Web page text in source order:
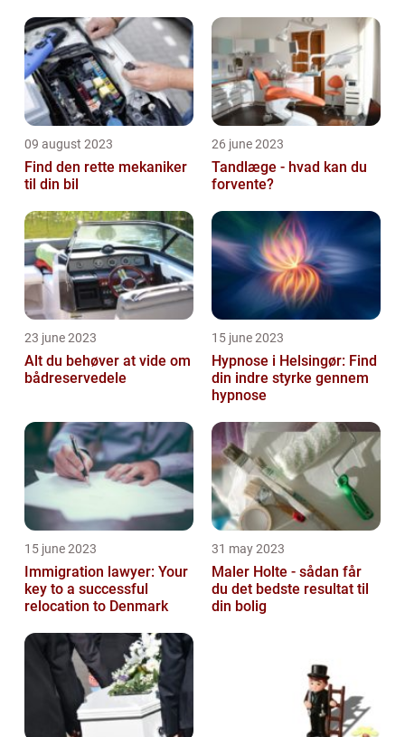
09 august 2023
Find den rette mekaniker
til din bil
26 june 2023
Tandlæge - hvad kan du
forvente?
23 june 2023
Alt du behøver at vide om
bådreservedele
15 june 2023
Hypnose i Helsingør: Find
din indre styrke gennem
hypnose
15 june 2023
Immigration lawyer: Your
key to a successful
relocation to Denmark
31 may 2023
Maler Holte - sådan får
du det bedste resultat til
din bolig